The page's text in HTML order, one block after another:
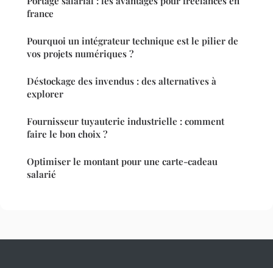
france
Pourquoi un intégrateur technique est le pilier de
vos projets numériques ?
Déstockage des invendus : des alternatives à
explorer
Fournisseur tuyauterie industrielle : comment
faire le bon choix ?
Optimiser le montant pour une carte-cadeau
salarié